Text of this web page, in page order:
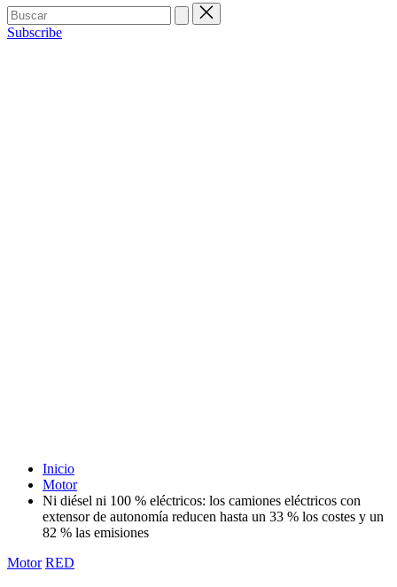
Buscar:
Subscribe
Inicio
Motor
Ni diésel ni 100 % eléctricos: los camiones eléctricos con
extensor de autonomía reducen hasta un 33 % los costes y un
82 % las emisiones
Publicada
Motor RED